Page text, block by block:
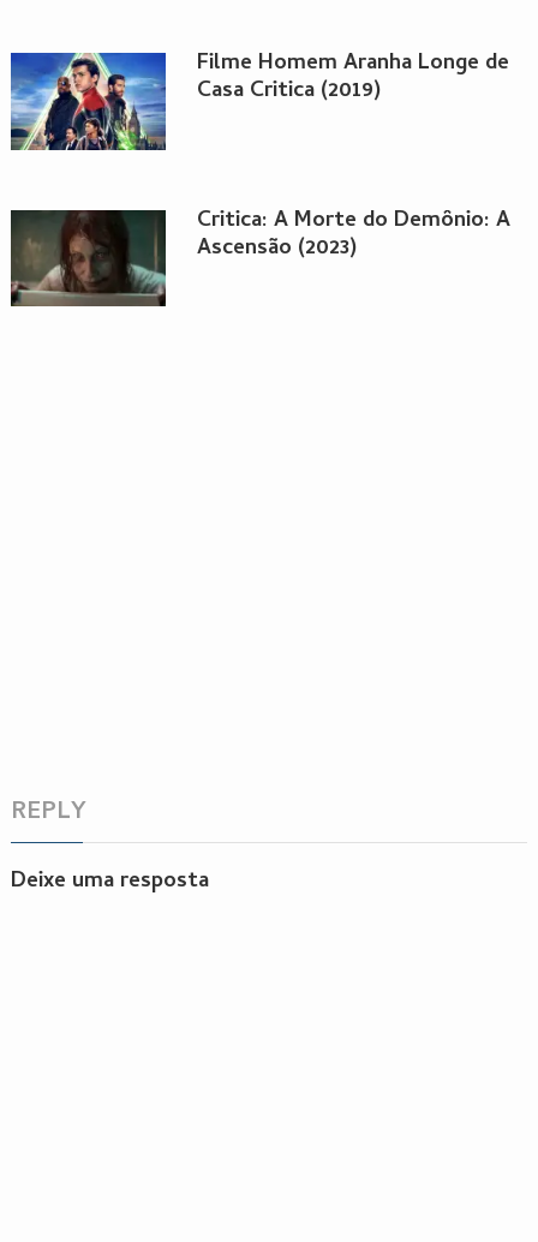
Filme Homem Aranha Longe de
Casa Critica (2019)
Critica: A Morte do Demônio: A
Ascensão (2023)
REPLY
Deixe uma resposta